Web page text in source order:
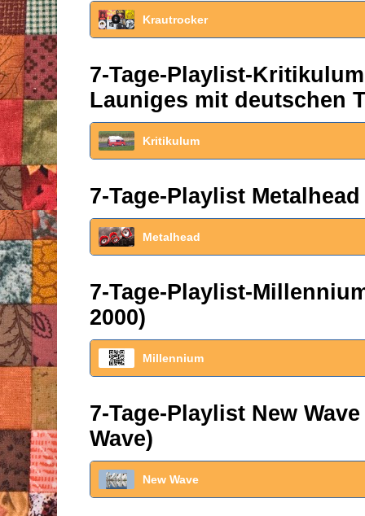
Krautrocker
7-Tage-Playlist-
Launiges mit deutschen
Kritikulum
7-Tage-Playlist
Metalhead
7-Tage-Playlist-
2000)
Millennium
7-Tage-Playlist New
Wave)
New Wave